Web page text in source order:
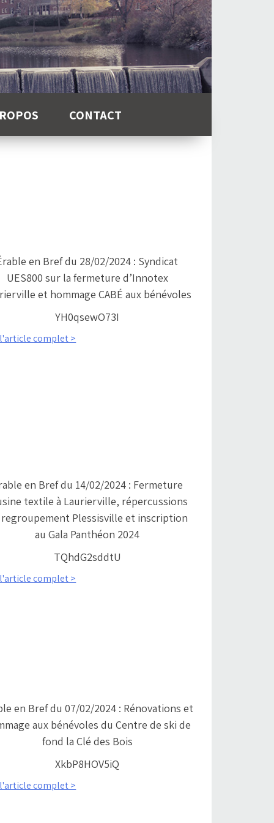
CONTACT
en Bref du 28/02/2024 : Syndicat
UES800 sur la fermeture d’Innotex
et hommage CABÉ aux bénévoles
YH0qsewO73I
complet >
en Bref du 14/02/2024 : Fermeture
textile à Laurierville, répercussions
Plessisville et inscription
au Gala Panthéon 2024
TQhdG2sddtU
complet >
en Bref du 07/02/2024 : Rénovations et
aux bénévoles du Centre de ski de
fond la Clé des Bois
XkbP8HOV5iQ
complet >